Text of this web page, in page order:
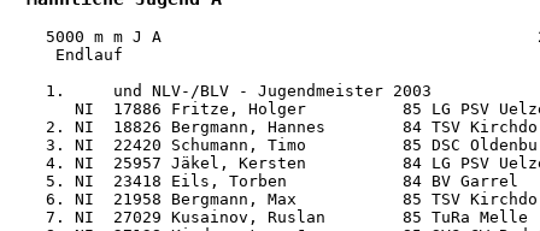
5000 m m J A
   Endlauf
  1.     und NLV-/BLV - Jugendmeister 2003
NI  17886 Fritze, Holger          85 LG PSV
2. NI  18826 Bergmann, Hannes        84 TSV
3. NI  22420 Schumann, Timo          85 DSC
4. NI  25957 Jäkel, Kersten          84 LG PSV
5. NI  23418 Eils, Torben            84 BV Garrel
6. NI  21958 Bergmann, Max           85 TSV
7. NI  27029 Kusainov, Ruslan        85 TuRa Melle